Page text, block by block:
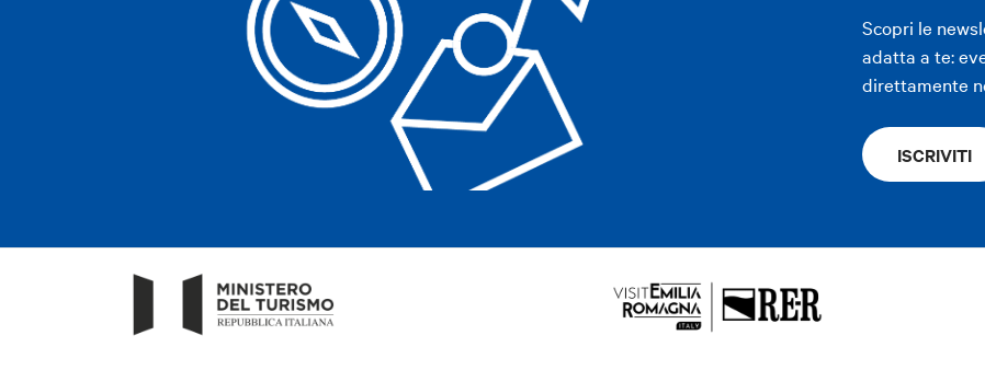
Scopri le
adatta a te:
direttamente
ISCRIVITI